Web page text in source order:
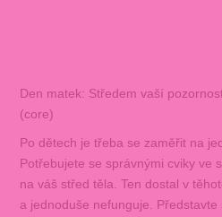
Den matek: Středem vaší
(core)
Po dětech je třeba se zaměřit na
Potřebujete se správnými cviky ve
na váš střed těla. Ten dostal v
a jednoduše nefunguje.